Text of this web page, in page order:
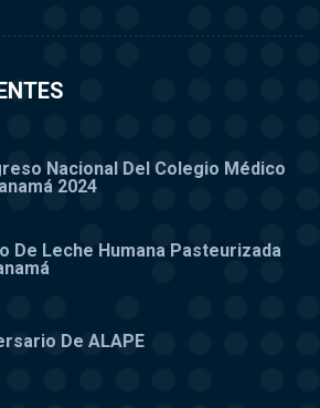
Nacional Del Colegio Médico
2024
De Leche Humana Pasteurizada
De ALAPE